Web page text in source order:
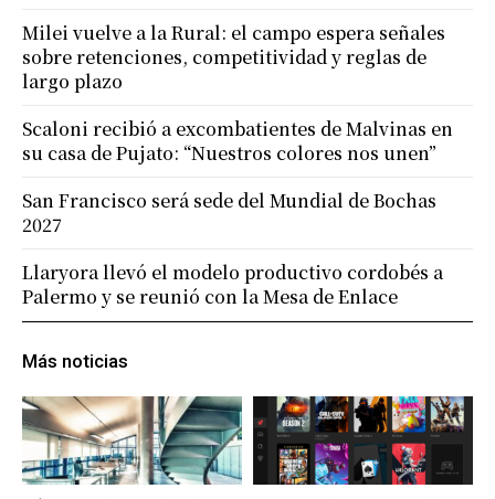
Más noticias
Milei vuelve a la Rural: el campo espera señales
sobre retenciones, competitividad y reglas de
largo plazo
Scaloni recibió a excombatientes de Malvinas en
su casa de Pujato: “Nuestros colores nos unen”
San Francisco será sede del Mundial de Bochas
2027
Llaryora llevó el modelo productivo cordobés a
Palermo y se reunió con la Mesa de Enlace